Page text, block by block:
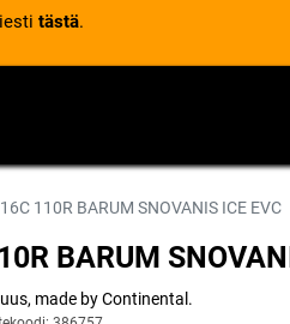
tästä.
110R BARUM SNOVANIS ICE EVC
BARUM
made by Continental.